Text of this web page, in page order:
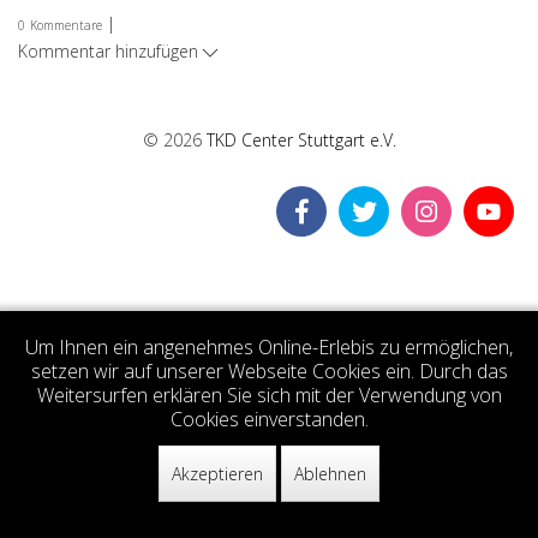
0 Kommentare |
Kommentar hinzufügen
© 2026TKD Center Stuttgart e.V.
Um Ihnen ein angenehmes Online-Erlebis zu ermöglichen,
setzen wir auf unserer Webseite Cookies ein. Durch das
Weitersurfen erklären Sie sich mit der Verwendung von
Cookies einverstanden.
Akzeptieren Ablehnen